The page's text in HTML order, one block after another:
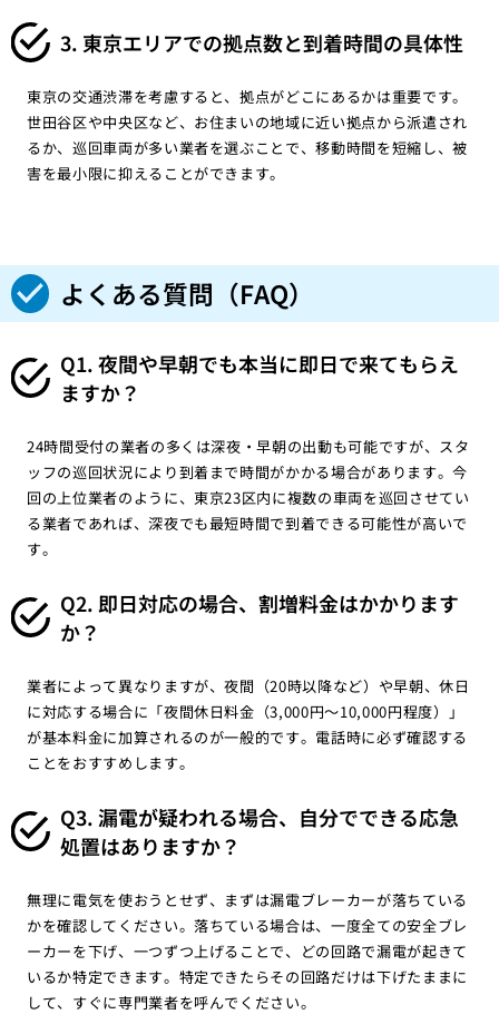
3. 東京エリアでの拠点数と到着時間の具体性
東京の交通渋滞を考慮すると、拠点がどこにあるかは重要です。
世田谷区や中央区など、お住まいの地域に近い拠点から派遣され
るか、巡回車両が多い業者を選ぶことで、移動時間を短縮し、被
害を最小限に抑えることができます。
よくある質問（FAQ）
Q1. 夜間や早朝でも本当に即日で来てもらえ
ますか？
24時間受付の業者の多くは深夜・早朝の出動も可能ですが、スタ
ッフの巡回状況により到着まで時間がかかる場合があります。今
回の上位業者のように、東京23区内に複数の車両を巡回させてい
る業者であれば、深夜でも最短時間で到着できる可能性が高いで
す。
Q2. 即日対応の場合、割増料金はかかります
か？
業者によって異なりますが、夜間（20時以降など）や早朝、休日
に対応する場合に「夜間休日料金（3,000円〜10,000円程度）」
が基本料金に加算されるのが一般的です。電話時に必ず確認する
ことをおすすめします。
Q3. 漏電が疑われる場合、自分でできる応急
処置はありますか？
無理に電気を使おうとせず、まずは漏電ブレーカーが落ちている
かを確認してください。落ちている場合は、一度全ての安全ブレ
ーカーを下げ、一つずつ上げることで、どの回路で漏電が起きて
いるか特定できます。特定できたらその回路だけは下げたままに
して、すぐに専門業者を呼んでください。